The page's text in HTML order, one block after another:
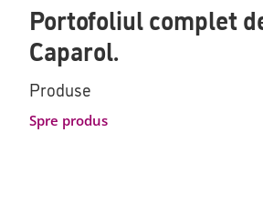
Portofoliul complet
Caparol.
Produse
Spre produs